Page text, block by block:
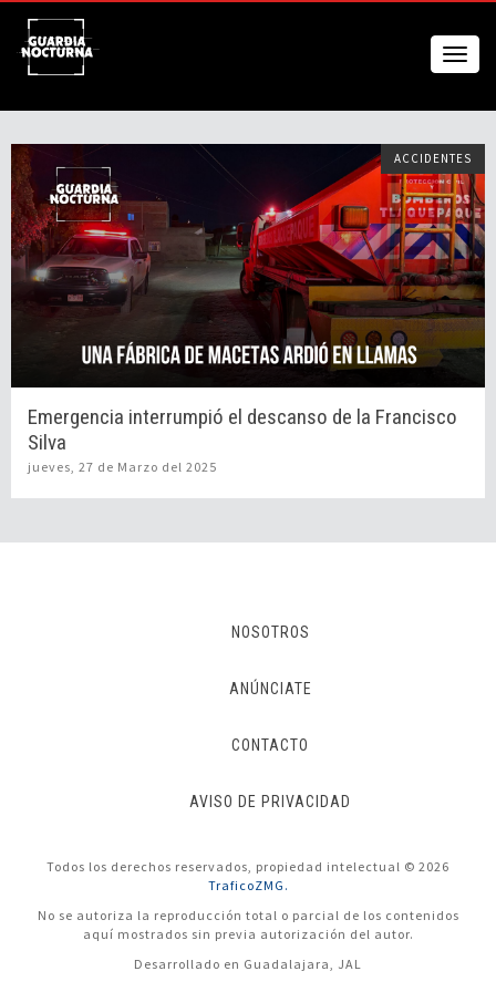
ACCIDENTES
Emergencia interrumpió el descanso de la Francisco
Silva
jueves, 27 de Marzo del 2025
NOSOTROS
ANÚNCIATE
CONTACTO
AVISO DE PRIVACIDAD
Todos los derechos reservados, propiedad intelectual © 2026
TraficoZMG.
No se autoriza la reproducción total o parcial de los contenidos
aquí mostrados sin previa autorización del autor.
Desarrollado en Guadalajara, JAL